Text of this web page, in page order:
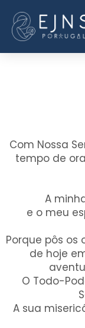
Com Nossa
tempo de
A
e o meu
Porque pôs os
de hoje
O Todo-
A sua